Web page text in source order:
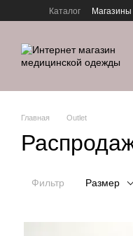
Перейти к основному
Каталог Магазины
Главная Outlet
Фильтр Размер